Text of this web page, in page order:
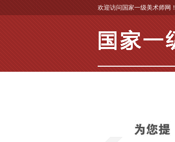
欢迎访问国家一级美术师网！